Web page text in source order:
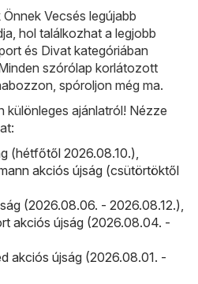
Vecsés legújabb
hol találkozhat a legjobb
és Divat kategóriában
szórólap korlátozott
spóroljon még ma.
különleges ajánlatról! Nézze
(hétfőtől 2026.08.10.),
akciós újság (csütörtöktől
(2026.08.06. - 2026.08.12.),
akciós újság (2026.08.04. -
akciós újság (2026.08.01. -